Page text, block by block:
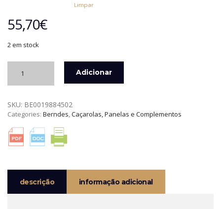
Limpar
55,70€
2 em stock
CAÇAROLA
TAMPA
BALANCE
BERNDES
Adicionar
SKU: BE0019884502
Categories: Berndes Caçarolas, Panelas e Complementos
descrição informação adicional